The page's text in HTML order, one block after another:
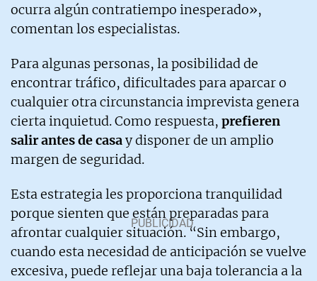
ocurra algún contratiempo inesperado»,
comentan los especialistas.
Para algunas personas, la posibilidad de
encontrar tráfico, dificultades para aparcar o
cualquier otra circunstancia imprevista genera
cierta inquietud. Como respuesta, prefieren
salir antes de casay disponer de un amplio
margen de seguridad.
Esta estrategia les proporciona tranquilidad
porque sienten que están preparadas para
afrontar cualquier situación. “Sin embargo,
cuando esta necesidad de anticipación se vuelve
excesiva, puede reflejar una baja tolerancia a la